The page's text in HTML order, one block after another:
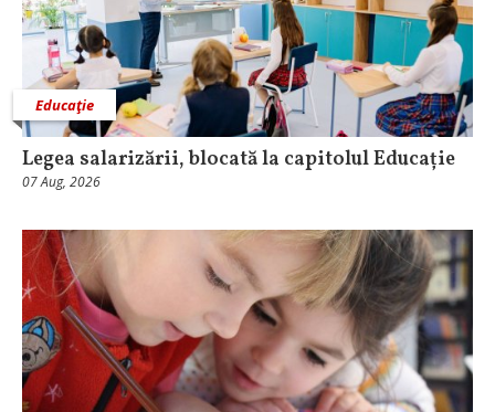
Educaţie
Legea salarizării, blocată la capitolul Educație
07 Aug, 2026